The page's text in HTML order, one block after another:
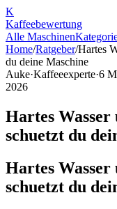
K
Kaffeebewertung
Alle Maschinen
Home/Ratgeber/Hartes
du deine Maschine
Auke·Kaffeeexperte·6
2026
Hartes Wasser
schuetzt du
Hartes Wasser
schuetzt du